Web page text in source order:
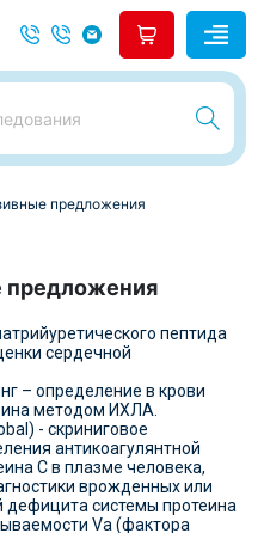
предложения
пептида
сердечной
– определение в крови
методом ИХЛА.
- скриниговое
антикоагулянтной
C в плазме человека,
врожденных или
дефицита системы протеина
Vа (фактора